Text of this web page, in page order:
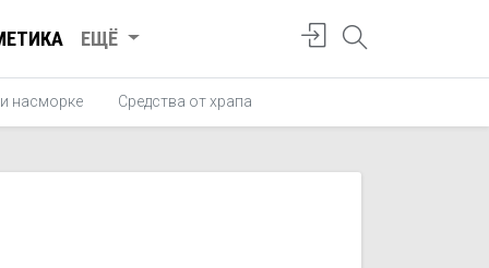
ЕЩЁ
насморке Средства от храпа